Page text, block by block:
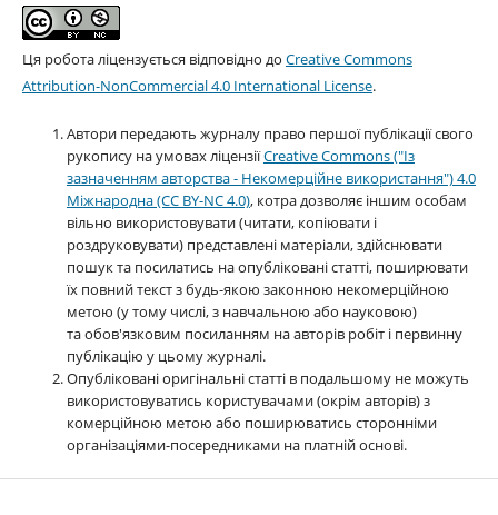
Ця робота ліцензується відповідно до Creative Commons
Attribution-NonCommercial 4.0 International License.
Автори передають журналу право першої публікації свого
рукопису на умовах ліцензіїCreative Commons ("Із
зазначенням авторства - Некомерційне використання") 4.0
Міжнародна (CC BY-NC 4.0), котра дозволяє іншим особам
вільно використовувати (читати, копіювати і
роздруковувати) представлені матеріали, здійснювати
пошук та посилатись на опубліковані статті, поширювати
їх повний текст з будь-якою законною некомерційною
метою (у тому числі, з навчальною або науковою)
та обов'язковим посиланням на авторів робіт і первинну
публікацію у цьому журналі.
Опубліковані оригінальні статті в подальшому не можуть
використовуватись користувачами (окрім авторів) з
комерційною метою або поширюватись сторонніми
організаціями-посередниками на платній основі.